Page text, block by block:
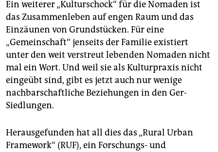
Ein weiterer „Kulturschock“ für die Nomaden ist
das Zusammenleben auf engen Raum und das
Einzäunen von Grundstücken. Für eine
„Gemeinschaft“ jenseits der Familie existiert
unter den weit verstreut lebenden Nomaden nicht
mal ein Wort. Und weil sie als Kulturpraxis nicht
eingeübt sind, gibt es jetzt auch nur wenige
nachbarschaftliche Beziehungen in den Ger-
Siedlungen.
Herausgefunden hat all dies das „Rural Urban
Framework“ (RUF), ein Forschungs- und